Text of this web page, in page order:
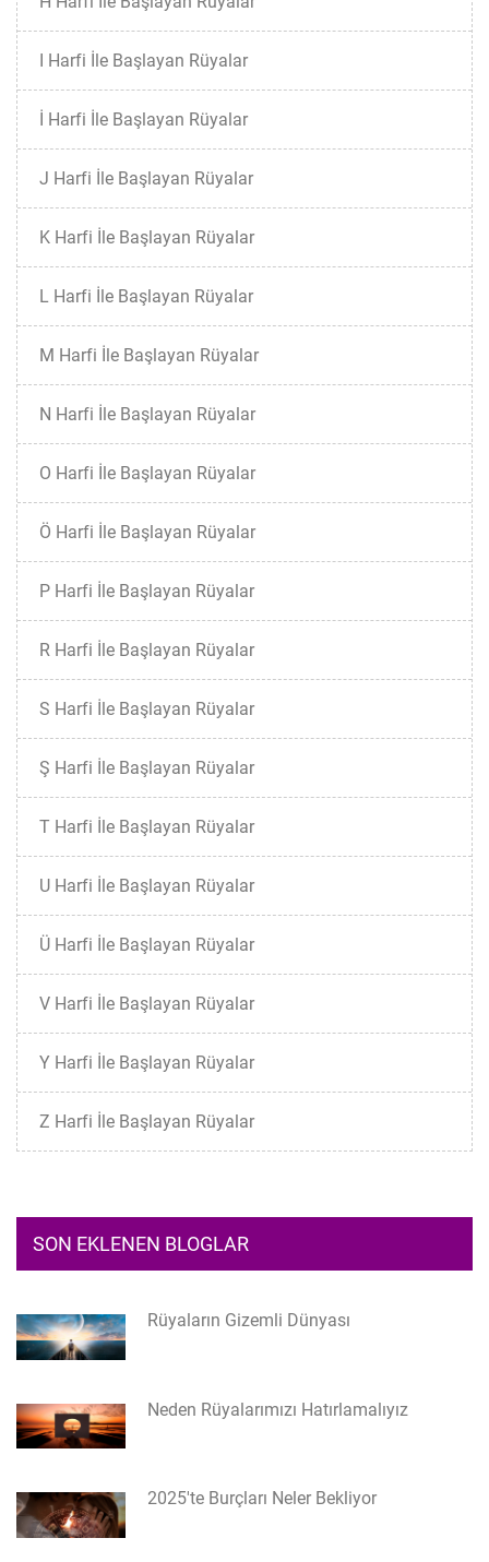
I Harfi İle Başlayan Rüyalar
İ Harfi İle Başlayan Rüyalar
J Harfi İle Başlayan Rüyalar
K Harfi İle Başlayan Rüyalar
L Harfi İle Başlayan Rüyalar
M Harfi İle Başlayan Rüyalar
N Harfi İle Başlayan Rüyalar
O Harfi İle Başlayan Rüyalar
Ö Harfi İle Başlayan Rüyalar
P Harfi İle Başlayan Rüyalar
R Harfi İle Başlayan Rüyalar
S Harfi İle Başlayan Rüyalar
Ş Harfi İle Başlayan Rüyalar
T Harfi İle Başlayan Rüyalar
U Harfi İle Başlayan Rüyalar
Ü Harfi İle Başlayan Rüyalar
V Harfi İle Başlayan Rüyalar
Y Harfi İle Başlayan Rüyalar
Z Harfi İle Başlayan Rüyalar
SON EKLENEN BLOGLAR
Rüyaların Gizemli Dünyası
Neden Rüyalarımızı Hatırlamalıyız
2025'te Burçları Neler Bekliyor